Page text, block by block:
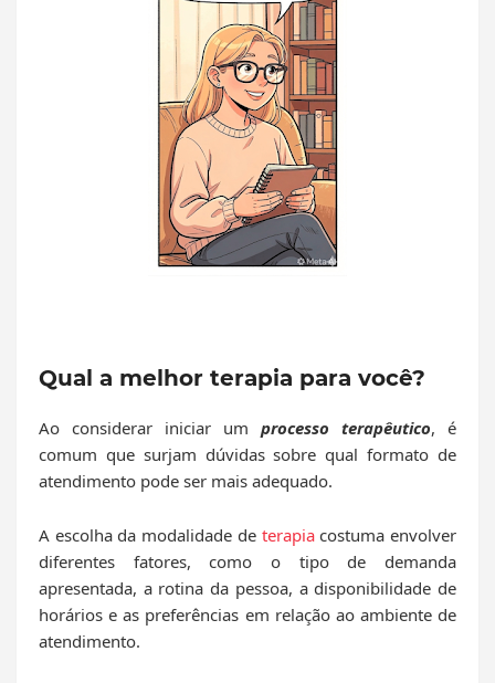
Qual a melhor terapia para você?
Ao considerar iniciar um processo terapêutico, é
comum que surjam dúvidas sobre qual formato de
atendimento pode ser mais adequado.
A escolha da modalidade de terapiacostuma envolver
diferentes fatores, como o tipo de demanda
apresentada, a rotina da pessoa, a disponibilidade de
horários e as preferências em relação ao ambiente de
atendimento.